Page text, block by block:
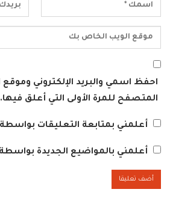
احفظ اسمي والبريد الإلكتروني وموقع
المتصفح للمرة الأولى التي أعلق فيها.
أعلمني بمتابعة التعليقات بواسطة
أعلمني بالمواضيع الجديدة بواسطة